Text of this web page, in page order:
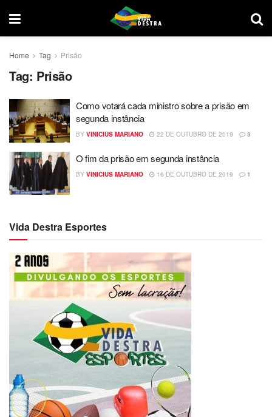
Home Tag Prisão
Tag: Prisão
Como votará cada ministro sobre a prisão em
segunda instância
BY VINICIUS MARIANO 22 DE OUTUBRO DE 2019 3
O fim da prisão em segunda instância
BY VINICIUS MARIANO 16 DE OUTUBRO DE 2019 1
Vida Destra Esportes